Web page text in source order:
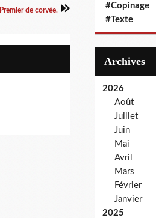
Premier de corvée. #Copinage
#Texte
Archives
2026
Août
Juillet
Juin
Mai
Avril
Mars
Février
Janvier
2025